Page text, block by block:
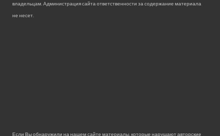
владельцам. Администрация сайта ответственности за содержание материала
не несет.
Если Вы обнаружили на нашем сайте материалы, которые нарушают авторские